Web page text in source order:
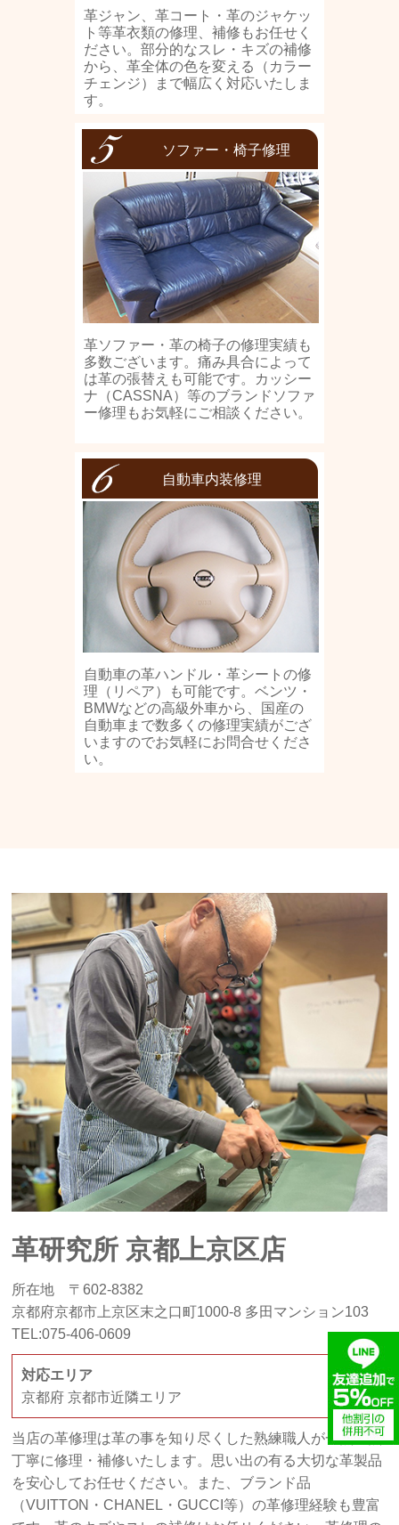
革ジャン、革コート・革のジャケッ
ト等革衣類の修理、補修もお任せく
ださい。部分的なスレ・キズの補修
から、革全体の色を変える（カラー
チェンジ）まで幅広く対応いたしま
す。
ソファー・椅子修理
革ソファー・革の椅子の修理実績も
多数ございます。痛み具合によって
は革の張替えも可能です。カッシー
ナ（CASSNA）等のブランドソファ
ー修理もお気軽にご相談ください。
自動車内装修理
自動車の革ハンドル・革シートの修
理（リペア）も可能です。ベンツ・
BMWなどの高級外車から、国産の
自動車まで数多くの修理実績がござ
いますのでお気軽にお問合せくださ
い。
革研究所 京都上京区店
所在地 〒602-8382
京都府京都市上京区末之口町1000-8 多田マンション103
TEL:075-406-0609
対応エリア
京都府 京都市近隣エリア
当店の革修理は革の事を知り尽くした熟練職人が一点一点
丁寧に修理・補修いたします。思い出の有る大切な革製品
を安心してお任せください。また、ブランド品
（VUITTON・CHANEL・GUCCI等）の革修理経験も豊富